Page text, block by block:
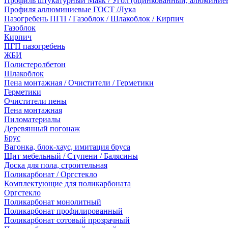
Профиля аллюминиевые ГОСТ /Лука
Пазогребень ПГП / Газоблок / Шлакоблок / Кирпич
Газоблок
Кирпич
ПГП пазогребень
ЖБИ
Полистеролбетон
Шлакоблок
Пена монтажная / Очистители / Герметики
Герметики
Очистители пены
Пена монтажная
Пиломатериалы
Деревянный погонаж
Брус
Вагонка, блок-хаус, имитация бруса
Щит мебельный / Ступени / Балясины
Доска для пола, строительная
Поликарбонат / Оргстекло
Комплектующие для поликарбоната
Оргстекло
Поликарбонат монолитный
Поликарбонат профилированный
Поликарбонат сотовый прозрачный